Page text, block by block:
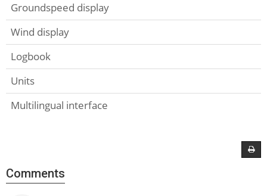
Groundspeed display
Wind display
Logbook
Units
Multilingual interface
Comments